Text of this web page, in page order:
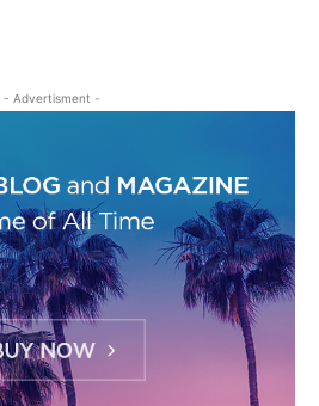
- Advertisment -